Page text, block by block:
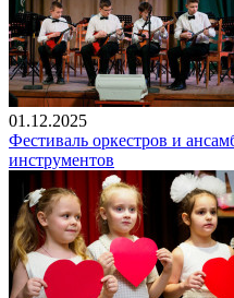
01.12.2025
Фестиваль оркестров и
инструментов